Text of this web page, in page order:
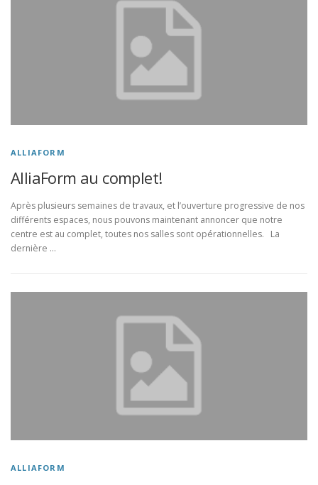
ALLIAFORM
AlliaForm au complet!
Après plusieurs semaines de travaux, et l’ouverture progressive de nos
différents espaces, nous pouvons maintenant annoncer que notre
centre est au complet, toutes nos salles sont opérationnelles. La
dernière …
ALLIAFORM